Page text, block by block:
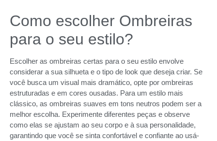
Como escolher Ombreiras
para o seu estilo?
Escolher as ombreiras certas para o seu estilo envolve
considerar a sua silhueta e o tipo de look que deseja criar. Se
você busca um visual mais dramático, opte por ombreiras
estruturadas e em cores ousadas. Para um estilo mais
clássico, as ombreiras suaves em tons neutros podem ser a
melhor escolha. Experimente diferentes peças e observe
como elas se ajustam ao seu corpo e à sua personalidade,
garantindo que você se sinta confortável e confiante ao usá-